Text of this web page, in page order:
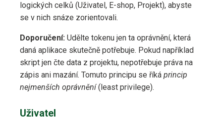
logických celků (Uživatel, E-shop, Projekt), abyste
se v nich snáze zorientovali.
Doporučení: Udělte tokenu jen ta oprávnění, která
daná aplikace skutečně potřebuje. Pokud například
skript jen čte data z projektu, nepotřebuje práva na
zápis ani mazání. Tomuto principu se říká princip
nejmenších oprávnění(least privilege).
Uživatel